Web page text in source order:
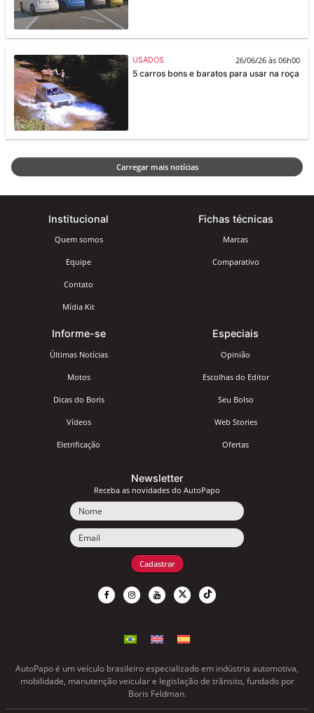
USADOS
26/06/26 às 06h00
5 carros bons e baratos para usar na roça
Carregar mais notícias
Institucional
Quem somos
Equipe
Contato
Mídia Kit
Fichas técnicas
Marcas
Comparativo
Informe-se
Últimas Notícias
Motos
Dicas do Boris
Vídeos
Eletrificação
Especiais
Opinião
Escolhas do Editor
Seu Bolso
Web Stories
Ofertas
Newsletter
Receba as novidades do AutoPapo
Cadastrar
AutoPapo é um veículo brasileiro especializado em indústria automotiva,
mobilidade, manutenção veicular e legislação de trânsito, fundado por
Boris Feldman.